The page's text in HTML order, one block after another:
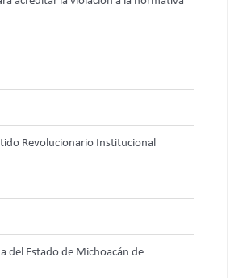
Revolucionario Institucional
del Estado de Michoacán de